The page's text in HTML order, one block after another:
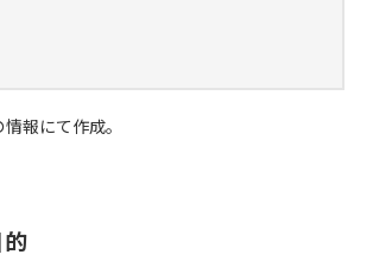
報にて作成。